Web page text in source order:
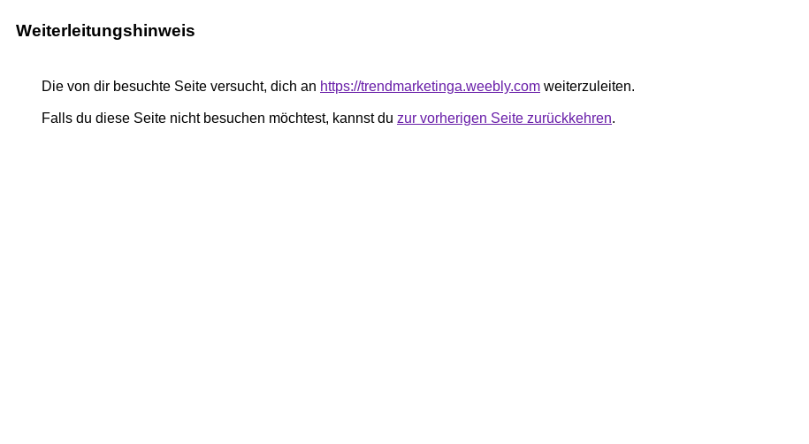
Weiterleitungshinweis
Die von dir besuchte Seite versucht, dich an https://trendmarketinga.weebly.com weiterzuleiten.
Falls du diese Seite nicht besuchen möchtest, kannst du zur vorherigen Seite zurückkehren.